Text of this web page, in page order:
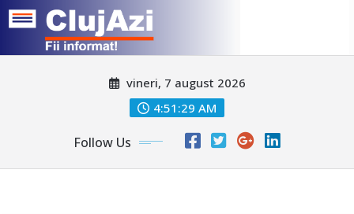
vineri, 7 august 2026
4:51:31 AM
Follow Us